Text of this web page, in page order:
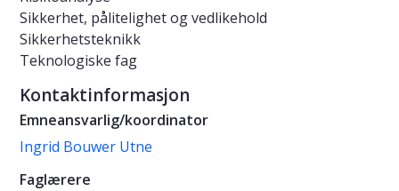
Sikkerhet, pålitelighet og vedlikehold
Sikkerhetsteknikk
Teknologiske fag
Kontaktinformasjon
Emneansvarlig/koordinator
Ingrid Bouwer Utne
Faglærere